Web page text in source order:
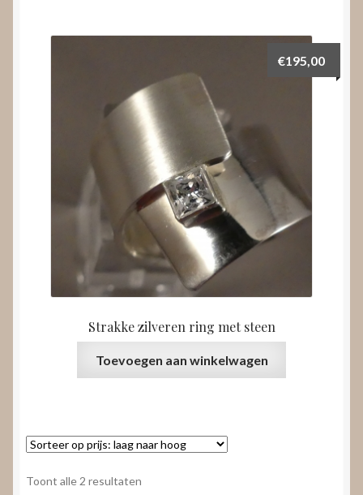
Strakke zilveren ring met steen
€195,00
Toevoegen aan winkelwagen
Toont alle 2 resultaten